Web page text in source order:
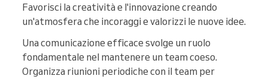
Favorisci la creatività e l'innovazione creando
un'atmosfera che incoraggi e valorizzi le nuove idee.
Una comunicazione efficace svolge un ruolo
fondamentale nel mantenere un team coeso.
Organizza riunioni periodiche con il team per